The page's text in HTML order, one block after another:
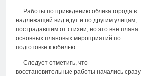
Работы по приведению облика города в
надлежащий вид идут и по другим улицам,
пострадавшим от стихии, но это вне плана
основных плановых мероприятий по
подготовке к юбилею.
Следует отметить, что
восстановительные работы начались сразу